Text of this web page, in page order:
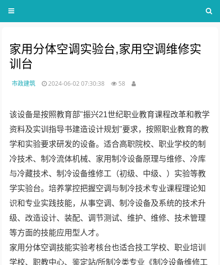
家用分体空调实验台,家用空调维修实
训台
市政建筑 2024-06-02 07:30:38 58
该设备是按照教育部"振兴21世纪职业教育课程改革和教学
资料及实训指导书建造设计规划"要求，按照职业教育的教
学和实验要求研发的设备。适合高职院校、职业学校的制
冷技术、制冷流体机械、家用制冷设备原理与维修、冷库
与冷藏技术、制冷设备维修工（初级、中级、）实验等教
学实验台。培养掌控把握空调与制冷技术专业课程理论知
识和专业实践技能，从事空调、制冷设备及系统的技术升
级、改造设计、装配、调节测试、维护、维修、技术管理
等方面的技能应用型人才。
家用分体空调技能实验考核台也适合技工学校、职业培训
学校、职教中心、鉴定站/所制冷类专业《制冷设备维修工